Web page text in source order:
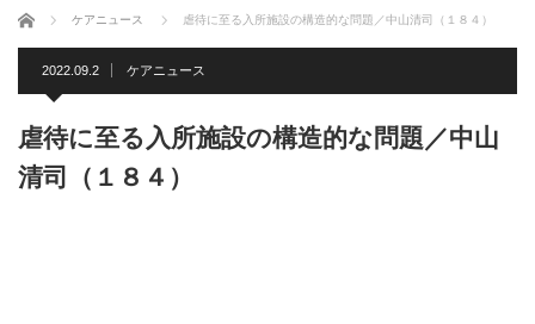
ホーム ケアニュース 虐待に至る入所施設の構造的な問題／中山清司（１８４）
2022.09.2 ケアニュース
虐待に至る入所施設の構造的な問題／中山
清司（１８４）